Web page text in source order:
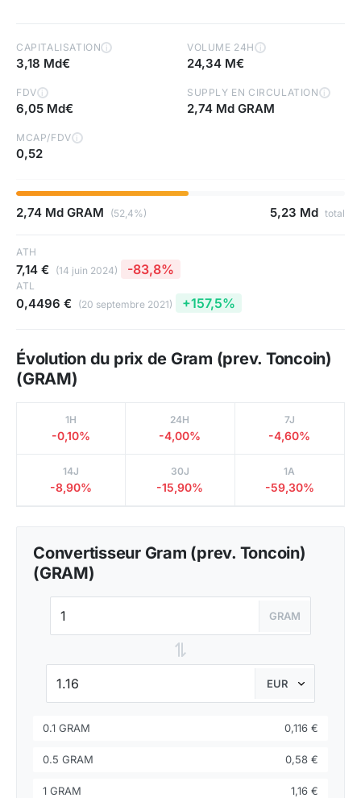
CAPITALISATION i
3,18 Md€
VOLUME 24H i
24,34 M€
FDV i
6,05 Md€
SUPPLY EN CIRCULATION i
2,74 Md GRAM
MCAP/FDV i
0,52
2,74 Md GRAM (52,4%) 5,23 Md total
ATH
7,14 € (14 juin 2024) -83,8%
ATL
0,4496 € (20 septembre 2021) +157,5%
Évolution du prix de Gram (prev. Toncoin)
(GRAM)
1H
-0,10%
24H
-4,00%
7J
-4,60%
14J
-8,90%
30J
-15,90%
1A
-59,30%
Convertisseur Gram (prev. Toncoin)
(GRAM)
GRAM
⇌
0.1 GRAM 0,116 €
0.5 GRAM 0,58 €
1 GRAM 1,16 €